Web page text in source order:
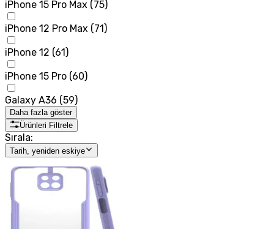
iPhone 15 Pro Max (75)
iPhone 12 Pro Max (71 )
iPhone 12 (61 )
iPhone 15 Pro (60)
Galaxy A36 (59)
Daha fazla göster
Ürünleri Filtrele
Sırala:
Tarih, yeniden eskiye